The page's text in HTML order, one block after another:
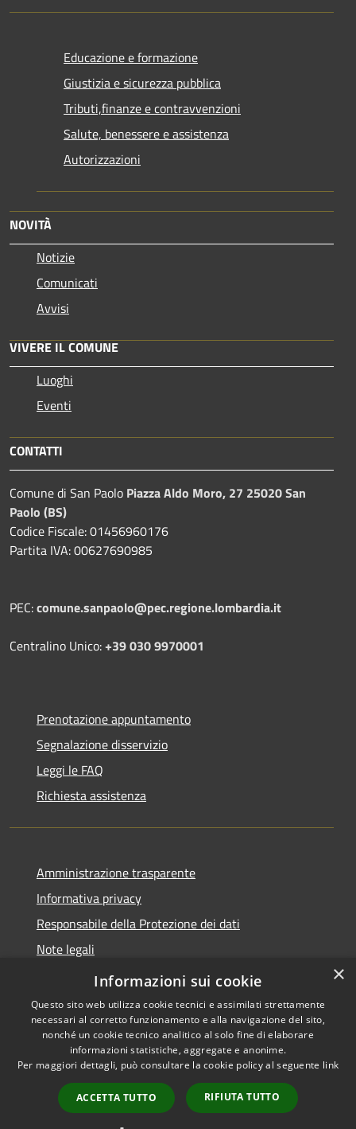
Educazione e formazione
Giustizia e sicurezza pubblica
Tributi,finanze e contravvenzioni
Salute, benessere e assistenza
Autorizzazioni
NOVITÀ
Notizie
Comunicati
Avvisi
VIVERE IL COMUNE
Luoghi
Eventi
CONTATTI
Comune di San Paolo Piazza Aldo Moro, 27 25020 San
Paolo (BS)
Codice Fiscale: 01456960176
Partita IVA: 00627690985
PEC:comune.sanpaolo@pec.regione.lombardia.it
Centralino Unico:+39 030 9970001
Prenotazione appuntamento
Segnalazione disservizio
Leggi le FAQ
Richiesta assistenza
Amministrazione trasparente
Informativa privacy
Responsabile della Protezione dei dati
Note legali
Dichiarazione di accessibilità
Accessibilità
Copyright © 2026 • Comune di
San Paolo • Powered by
Municipium•
Accesso
redazione
×
Informazioni sui cookie
Questo sito web utilizza cookie tecnici e assimilati strettamente
necessari al corretto funzionamento e alla navigazione del sito,
nonché un cookie tecnico analitico al solo fine di elaborare
informazioni statistiche, aggregate e anonime.
Per maggiori dettagli, può consultare la cookie policy al seguente link
ACCETTA TUTTO RIFIUTA TUTTO